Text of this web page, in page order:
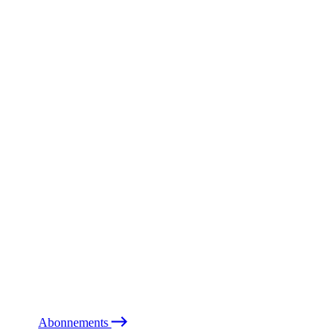
Abonnements